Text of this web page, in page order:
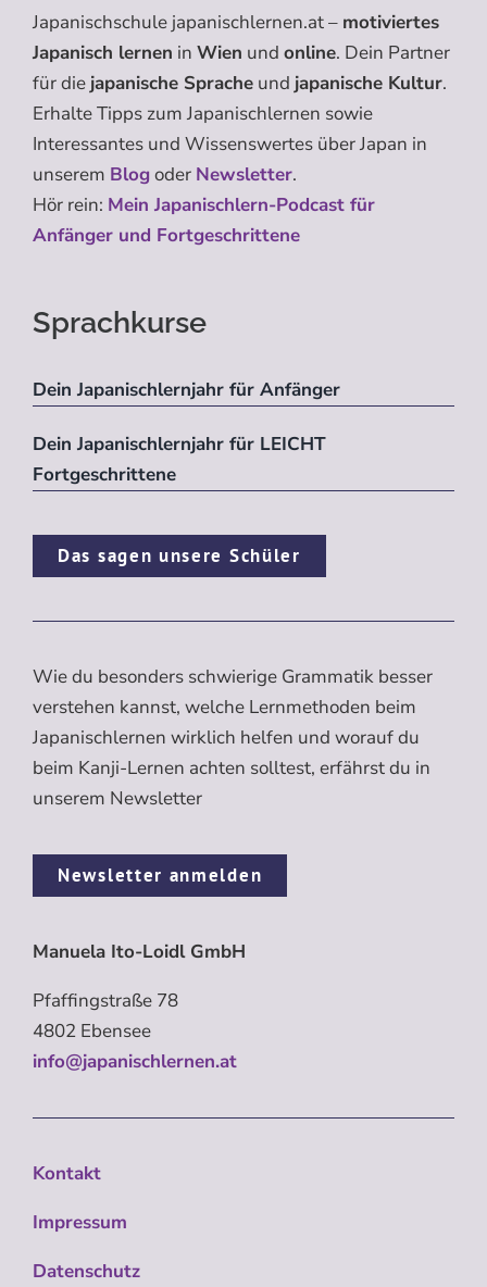
Japanischschule japanischlernen.at – motiviertes
Japanisch lernen in Wien und online. Dein Partner
für die japanische Sprache und japanische Kultur.
Erhalte Tipps zum Japanischlernen sowie
Interessantes und Wissenswertes über Japan in
unserem Blogoder Newsletter.
Hör rein: Mein Japanischlern-Podcast für
Anfänger und Fortgeschrittene
Sprachkurse
Dein Japanischlernjahr für Anfänger
Dein Japanischlernjahr für LEICHT
Fortgeschrittene
Das sagen unsere Schüler
Wie du besonders schwierige Grammatik besser
verstehen kannst, welche Lernmethoden beim
Japanischlernen wirklich helfen und worauf du
beim Kanji-Lernen achten solltest, erfährst du in
unserem Newsletter
Newsletter anmelden
Manuela Ito-Loidl GmbH
Pfaffingstraße 78
4802 Ebensee
info@japanischlernen.at
Kontakt
Impressum
Datenschutz